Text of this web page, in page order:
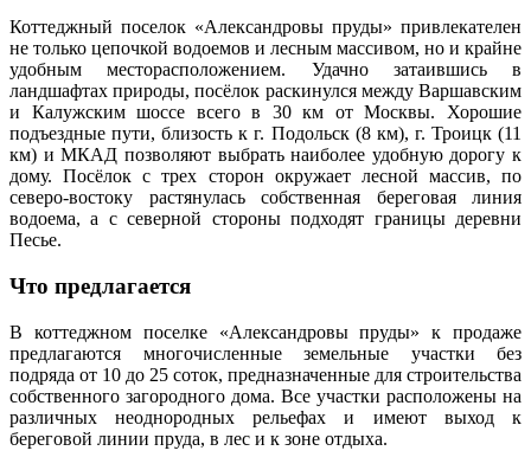
Коттеджный поселок «Александровы пруды» привлекателен
не только цепочкой водоемов и лесным массивом, но и крайне
удобным месторасположением. Удачно затаившись в
ландшафтах природы, посёлок раскинулся между Варшавским
и Калужским шоссе всего в 30 км от Москвы. Хорошие
подъездные пути, близость к г. Подольск (8 км), г. Троицк (11
км) и МКАД позволяют выбрать наиболее удобную дорогу к
дому. Посёлок с трех сторон окружает лесной массив, по
северо-востоку растянулась собственная береговая линия
водоема, а с северной стороны подходят границы деревни
Песье.
Что предлагается
В коттеджном поселке «Александровы пруды» к продаже
предлагаются многочисленные земельные участки без
подряда от 10 до 25 соток, предназначенные для строительства
собственного загородного дома. Все участки расположены на
различных неоднородных рельефах и имеют выход к
береговой линии пруда, в лес и к зоне отдыха.